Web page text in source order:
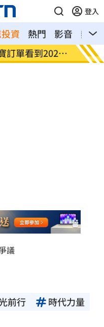
登入
資 熱門 影音
熱搜
鍵看AI產業發
他見
歲
議
前行
時代力量